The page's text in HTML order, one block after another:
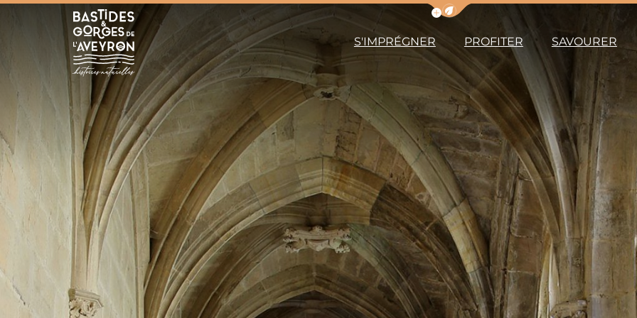
Afficher la barre de navigation du
Bastides et Gorges de l&#039;Aveyron
S'IMPRÉGNER PROFITER SAVOURER